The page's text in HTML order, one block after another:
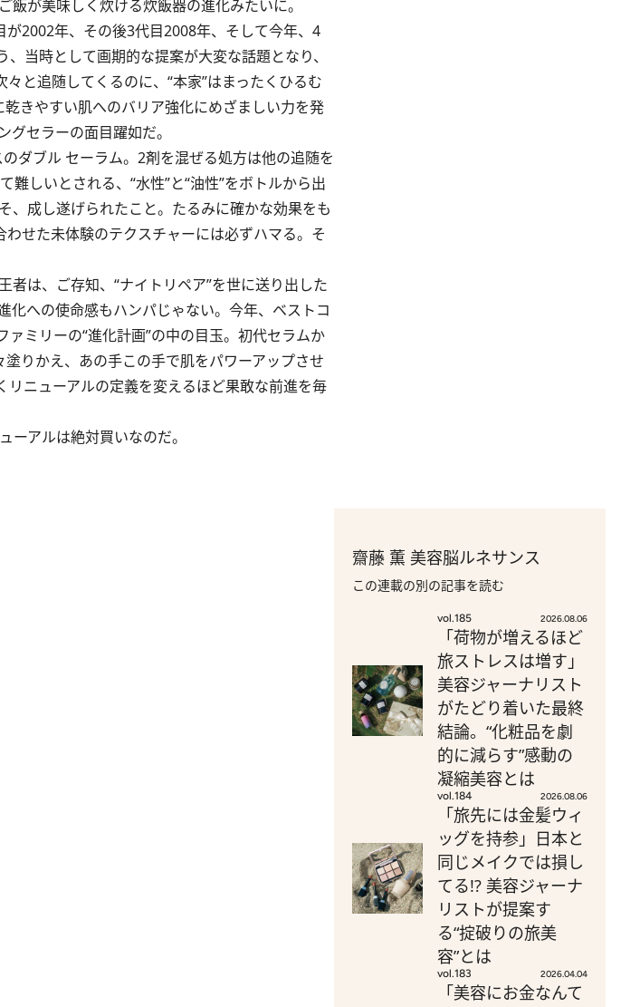
が美味しく炊ける炊飯器の進化みたいに。
2002年、その後3代目2008年、そして今年、4
当時として画期的な提案が大変な話題となり、
と追随してくるのに、“本家”はまったくひるむ
きやすい肌へのバリア強化にめざましい力を発
セラーの面目躍如だ。
ダブル セーラム。2剤を混ぜる処方は他の追随を
しいとされる、“水性”と“油性”をボトルから出
、成し遂げられたこと。たるみに確かな効果をも
せた未体験のテクスチャーには必ずハマる。そ
は、ご存知、“ナイトリペア”を世に送り出した
化への使命感もハンパじゃない。今年、ベストコ
ミリーの“進化計画”の中の目玉。初代セラムか
りかえ、あの手この手で肌をパワーアップさせ
リニューアルの定義を変えるほど果敢な前進を毎
アルは絶対買いなのだ。
齋藤 薫 美容脳ルネサンス
この連載の別の記事を読む
vol.185 2026.08.06
「荷物が増えるほど
旅ストレスは増す」
美容ジャーナリスト
がたどり着いた最終
結論。“化粧品を劇
的に減らす”感動の
凝縮美容とは
vol.184 2026.08.06
「旅先には金髪ウィ
ッグを持参」日本と
同じメイクでは損し
てる!? 美容ジャーナ
リストが提案す
る“掟破りの旅美
容”とは
vol.183 2026.04.04
「美容にお金なんて